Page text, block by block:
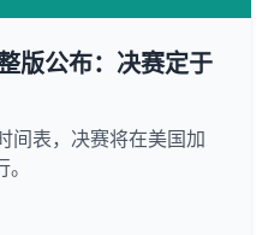
版公布：决赛定于
间表，决赛将在美国加